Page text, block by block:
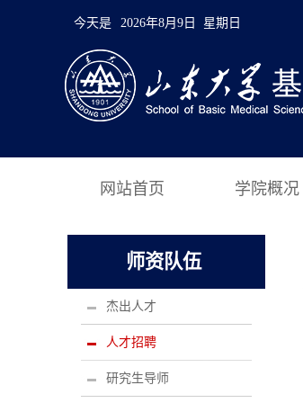
今天是 2026年8月9日 星期日
网站首页 学院概况
师资队伍
杰出人才
人才招聘
研究生导师